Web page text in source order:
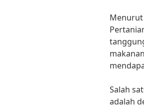
Menurut
Salah
adalah